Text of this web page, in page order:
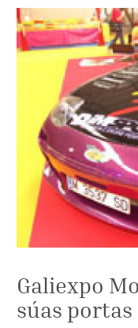
Galiexpo
súas portas